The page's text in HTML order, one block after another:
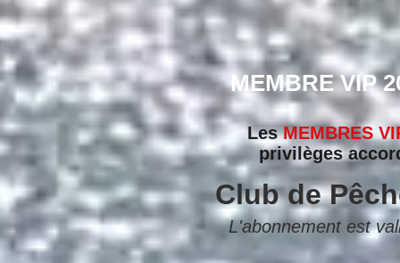
MEMBRE VIP
LesMEMBRES
privilèges
Club de
L'abonnement est